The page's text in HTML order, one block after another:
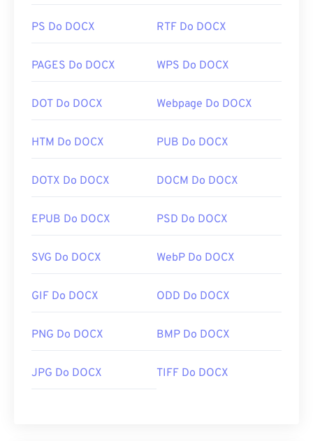
PS Do DOCX RTF Do DOCX
PAGES Do DOCX WPS Do DOCX
DOT Do DOCX Webpage Do DOCX
HTM Do DOCX PUB Do DOCX
DOTX Do DOCX DOCM Do DOCX
EPUB Do DOCX PSD Do DOCX
SVG Do DOCX WebP Do DOCX
GIF Do DOCX ODD Do DOCX
PNG Do DOCX BMP Do DOCX
JPG Do DOCX TIFF Do DOCX